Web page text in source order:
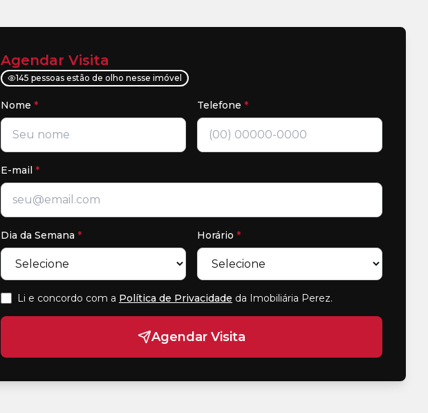
Agendar Visita
145 pessoas estão de olho nesse imóvel
Nome * Telefone *
E-mail *
Dia da Semana * Horário *
Li e concordo com a Política de Privacidade da Imobiliária Perez.
Agendar Visita